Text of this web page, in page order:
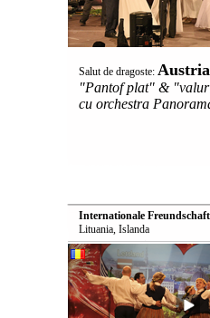
Salut de dragoste: Austria
"Pantof plat" &
cu orchestra
Internationale Freundschaft
Lituania, Islanda